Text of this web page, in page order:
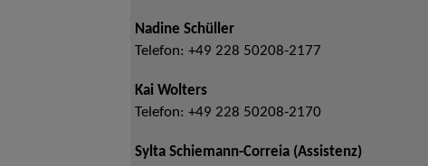
Nadine Schüller
Telefon: +49 228 50208-2177
Kai Wolters
Telefon: +49 228 50208-2170
Sylta Schiemann-Correia (Assistenz)